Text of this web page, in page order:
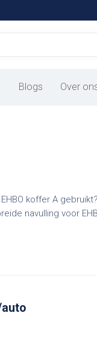
Blogs Over
kwalitatieve
koffer A
navulling voor